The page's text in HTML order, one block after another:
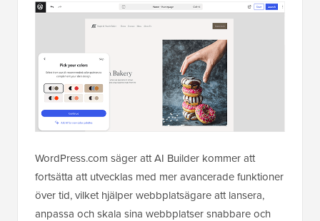
WordPress.com säger att AI Builder kommer att
fortsätta att utvecklas med mer avancerade funktioner
över tid, vilket hjälper webbplatsägare att lansera,
anpassa och skala sina webbplatser snabbare och